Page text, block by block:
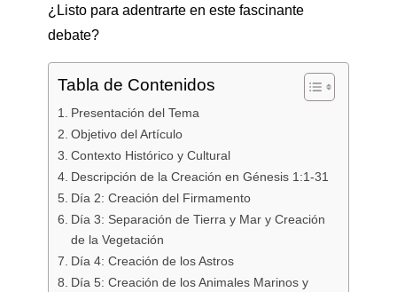
¿Listo para adentrarte en este fascinante
debate?
Tabla de Contenidos
Presentación del Tema
Objetivo del Artículo
Contexto Histórico y Cultural
Descripción de la Creación en Génesis 1:1-31
Día 2: Creación del Firmamento
Día 3: Separación de Tierra y Mar y Creación
de la Vegetación
Día 4: Creación de los Astros
Día 5: Creación de los Animales Marinos y